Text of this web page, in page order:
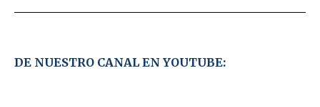
DE NUESTRO CANAL EN YOUTUBE: